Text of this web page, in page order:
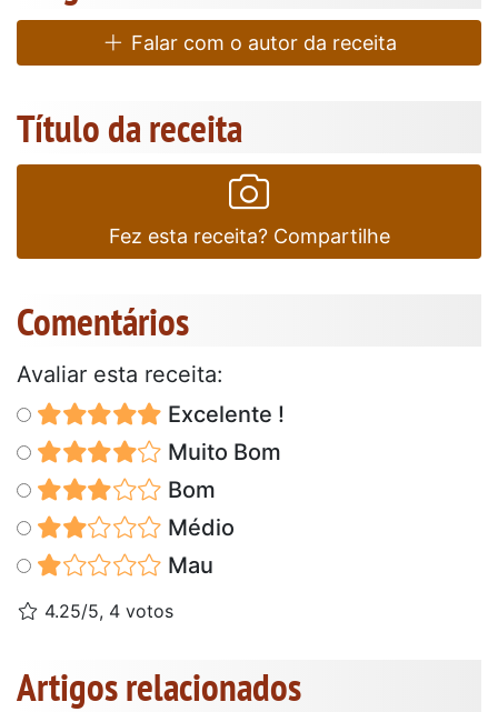
Falar com o autor da receita
Título da receita
Fez esta receita? Compartilhe
Comentários
Avaliar esta receita:
Excelente !
Muito Bom
Bom
Médio
Mau
4.25/5, 4 votos
Artigos relacionados